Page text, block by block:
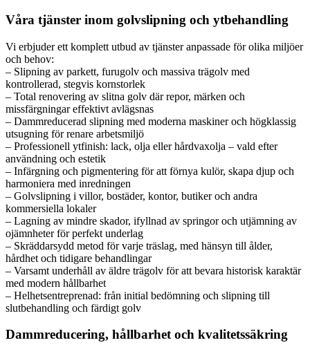
Våra tjänster inom golvslipning och ytbehandling
Vi erbjuder ett komplett utbud av tjänster anpassade för olika miljöer
och behov:
– Slipning av parkett, furugolv och massiva trägolv med
kontrollerad, stegvis kornstorlek
– Total renovering av slitna golv där repor, märken och
missfärgningar effektivt avlägsnas
– Dammreducerad slipning med moderna maskiner och högklassig
utsugning för renare arbetsmiljö
– Professionell ytfinish: lack, olja eller hårdvaxolja – vald efter
användning och estetik
– Infärgning och pigmentering för att förnya kulör, skapa djup och
harmoniera med inredningen
– Golvslipning i villor, bostäder, kontor, butiker och andra
kommersiella lokaler
– Lagning av mindre skador, ifyllnad av springor och utjämning av
ojämnheter för perfekt underlag
– Skräddarsydd metod för varje träslag, med hänsyn till ålder,
hårdhet och tidigare behandlingar
– Varsamt underhåll av äldre trägolv för att bevara historisk karaktär
med modern hållbarhet
– Helhetsentreprenad: från initial bedömning och slipning till
slutbehandling och färdigt golv
Dammreducering, hållbarhet och kvalitetssäkring